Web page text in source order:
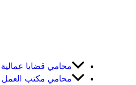
محامي قضايا عمالية
محامي مكتب العمل